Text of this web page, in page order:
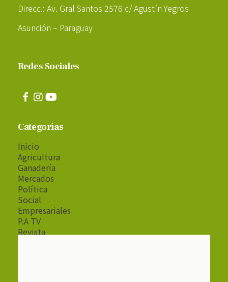
Direcc.: Av. Gral Santos 2576 c/ Agustín Yegros
Asunción – Paraguay
Redes Sociales
Categorías
Inicio
Agricultura
Ganadería
Mercados
Política
Social
Empresariales
P.A TV
Revista